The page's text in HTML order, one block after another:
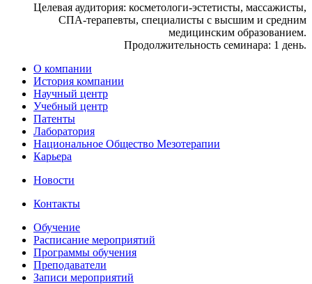
Целевая аудитория: косметологи-эстетисты, массажисты,
СПА-терапевты, специалисты с высшим и средним
медицинским образованием.
Продолжительность семинара: 1 день.
О компании
История компании
Научный центр
Учебный центр
Патенты
Лаборатория
Национальное Общество Мезотерапии
Карьера
Новости
Контакты
Обучение
Расписание мероприятий
Программы обучения
Преподаватели
Записи мероприятий